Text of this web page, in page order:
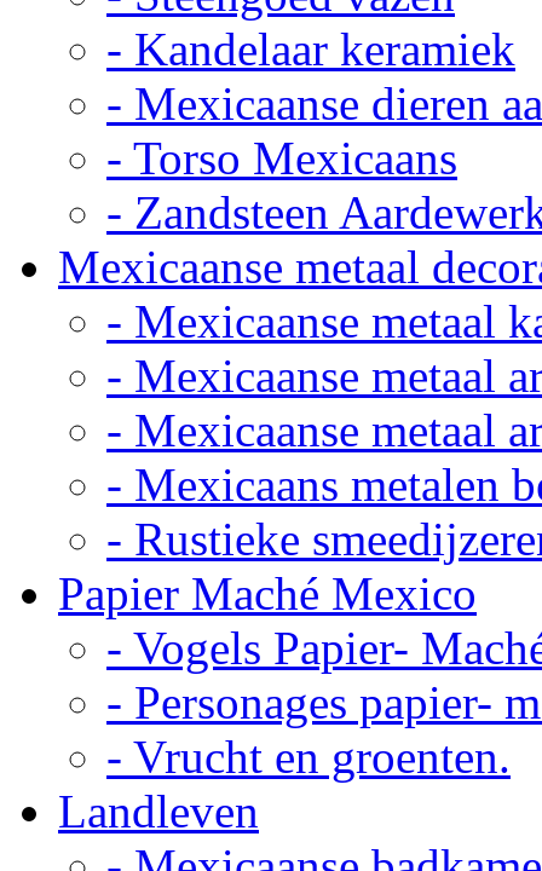
- Kandelaar keramiek
- Mexicaanse dieren
- Torso Mexicaans
- Zandsteen
Mexicaanse metaal
- Mexicaanse metaal
- Mexicaanse metaal
- Mexicaanse metaal
- Mexicaans metalen
- Rustieke
Papier Maché Mexico
- Vogels Papier-
- Personages papier-
- Vrucht en groenten.
Landleven